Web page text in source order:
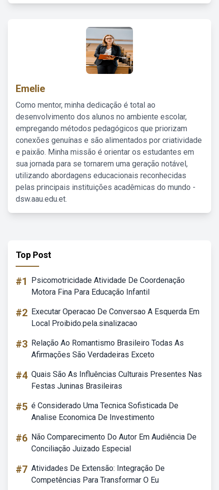
Emelie
Como mentor, minha dedicação é total ao
desenvolvimento dos alunos no ambiente escolar,
empregando métodos pedagógicos que priorizam
conexões genuínas e são alimentados por criatividade
e paixão. Minha missão é orientar os estudantes em
sua jornada para se tornarem uma geração notável,
utilizando abordagens educacionais reconhecidas
pelas principais instituições acadêmicas do mundo -
dsw.aau.edu.et.
Top Post
#1
Psicomotricidade Atividade De Coordenação
Motora Fina Para Educação Infantil
#2 Executar Operacao De Conversao A Esquerda Em
Local Proibido.pela.sinalizacao
#3 Relação Ao Romantismo Brasileiro Todas As
Afirmações São Verdadeiras Exceto
#4 Quais São As Influências Culturais Presentes Nas
Festas Juninas Brasileiras
#5 é Considerado Uma Tecnica Sofisticada De
Analise Economica De Investimento
#6 Não Comparecimento Do Autor Em Audiência De
Conciliação Juizado Especial
#7 Atividades De Extensão: Integração De
Competências Para Transformar O Eu